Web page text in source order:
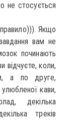
не стосується
Якщо
вам не
починають
відчуєте, коли,
а по друге,
кави,
декілька
треків